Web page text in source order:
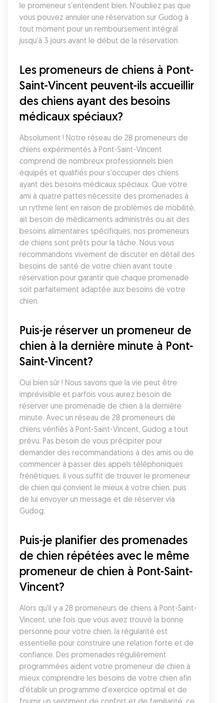
le promeneur s'entendent bien. N'oubliez pas que
vous pouvez annuler une réservation sur Gudog à
tout moment pour un remboursement intégral
jusqu'à 3 jours avant le début de la réservation.
Les promeneurs de chiens à Pont-
Saint-Vincent peuvent-ils accueillir
des chiens ayant des besoins
médicaux spéciaux?
Absolument ! Notre réseau de 28 promeneurs de
chiens expérimentés à Pont-Saint-Vincent
comprend de nombreux professionnels bien
équipés et qualifiés pour s'occuper des chiens
ayant des besoins médicaux spéciaux. Que votre
ami à quatre pattes nécessite des promenades à
un rythme lent en raison de problèmes de mobilité,
ait besoin de médicaments administrés ou ait des
besoins alimentaires spécifiques, nos promeneurs
de chiens sont prêts pour la tâche. Nous vous
recommandons vivement de discuter en détail des
besoins de santé de votre chien avant toute
réservation pour garantir que chaque promenade
soit parfaitement adaptée aux besoins de votre
chien.
Puis-je réserver un promeneur de
chien à la dernière minute à Pont-
Saint-Vincent?
Oui bien sûr ! Nous savons que la vie peut être
imprévisible et parfois vous aurez besoin de
réserver une promenade de chien à la dernière
minute. Avec un réseau de 28 promeneurs de
chiens vérifiés à Pont-Saint-Vincent, Gudog a tout
prévu. Pas besoin de vous précipiter pour
demander des recommandations à des amis ou de
commencer à passer des appels téléphoniques
frénétiques, il vous suffit de trouver le promeneur
de chien qui convient le mieux à votre chien, puis
de lui envoyer un message et de réserver via
Gudog.
Puis-je planifier des promenades
de chien répétées avec le même
promeneur de chien à Pont-Saint-
Vincent?
Alors qu'il y a 28 promeneurs de chiens à Pont-Saint-
Vincent, une fois que vous avez trouvé la bonne
personne pour votre chien, la régularité est
essentielle pour construire une relation forte et de
confiance. Des promenades régulièrement
programmées aident votre promeneur de chien à
mieux comprendre les besoins de votre chien afin
d'établir un programme d'exercice optimal et de
fournir un sentiment de confort et de familiarité, ce